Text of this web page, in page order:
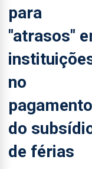
para
"atrasos"
no
pagamento
do
de férias